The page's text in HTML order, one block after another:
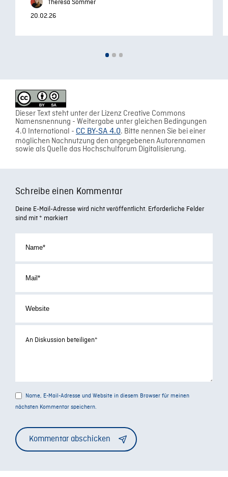
Theresa Sommer
20.02.26
Dieser Text steht unter der Lizenz Creative Commons
Namensnennung - Weitergabe unter gleichen Bedingungen
4.0 International - CC BY-SA 4.0. Bitte nennen Sie bei einer
möglichen Nachnutzung den angegebenen Autorennamen
sowie als Quelle das Hochschulforum Digitalisierung.
Schreibe einen Kommentar
Deine E-Mail-Adresse wird nicht veröffentlicht. Erforderliche Felder
sind mit * markiert
Name, E-Mail-Adresse und Website in diesem Browser für meinen
nächsten Kommentar speichern.